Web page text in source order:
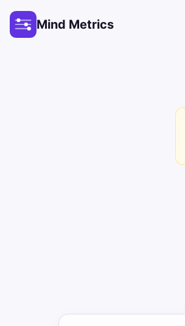
Mind Metrics